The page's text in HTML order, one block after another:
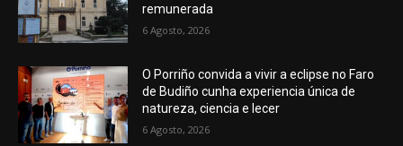
remunerada
6 Agosto, 2026
O Porriño convida a vivir a eclipse no Faro
de Budiño cunha experiencia única de
natureza, ciencia e lecer
6 Agosto, 2026